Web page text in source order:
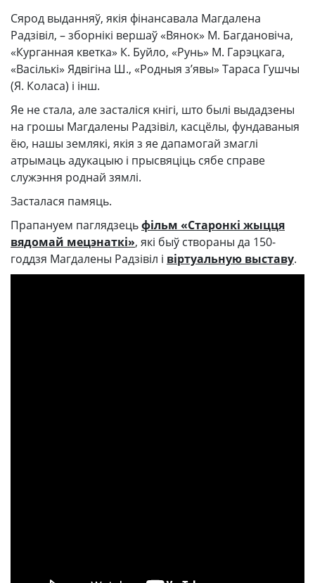
Сярод выданняў, якія фінансавала Магдалена
Радзівіл, – зборнікі вершаў «Вянок» М. Багдановіча,
«Курганная кветка» К. Буйло, «Рунь» М. Гарэцкага,
«Васількі» Ядвігіна Ш., «Родныя з’явы» Тараса Гушчы
(Я. Коласа) і інш.
Яе не стала, але засталіся кнігі, што былі выдадзены
на грошы Магдалены Радзівіл, касцёлы, фундаваныя
ёю, нашы землякі, якія з яе дапамогай змаглі
атрымаць адукацыю і прысвяціць сябе справе
служэння роднай зямлі.
Засталася памяць.
Прапануем паглядзецьфільм «Старонкі жыцця
вядомай мецэнаткі», які быў створаны да 150-
годдзя Магдалены Радзівіл і віртуальную выставу.